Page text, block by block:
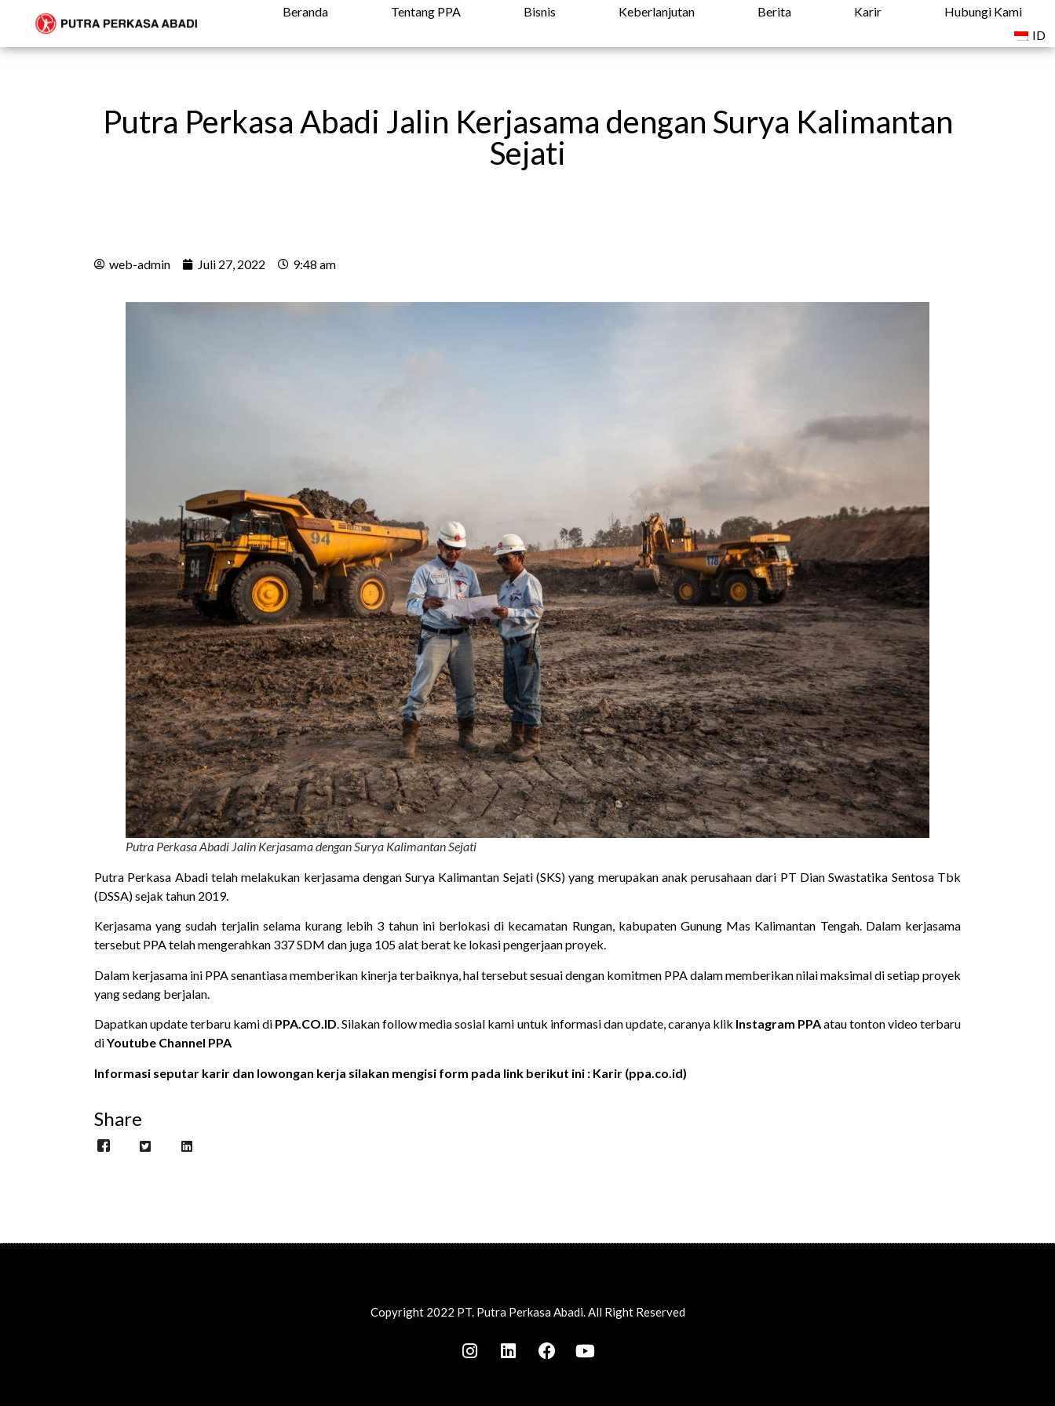
Beranda Tentang PPA Bisnis Keberlanjutan Berita Karir
Hubungi Kami
ID
Putra Perkasa Abadi Jalin Kerjasama dengan Surya Kalimantan
Sejati
web-admin Juli 27, 2022 9:48 am
Putra Perkasa Abadi Jalin Kerjasama dengan Surya Kalimantan Sejati
Putra Perkasa Abadi telah melakukan kerjasama dengan Surya Kalimantan Sejati (SKS) yang merupakan anak perusahaan dari PT Dian Swastatika Sentosa Tbk
(DSSA) sejak tahun 2019.
Kerjasama yang sudah terjalin selama kurang lebih 3 tahun ini berlokasi di kecamatan Rungan, kabupaten Gunung Mas Kalimantan Tengah. Dalam kerjasama
tersebut PPA telah mengerahkan 337 SDM dan juga 105 alat berat ke lokasi pengerjaan proyek.
Dalam kerjasama ini PPA senantiasa memberikan kinerja terbaiknya, hal tersebut sesuai dengan komitmen PPA dalam memberikan nilai maksimal di setiap proyek
yang sedang berjalan.
Dapatkan update terbaru kami di PPA.CO.ID. Silakan follow media sosial kami untuk informasi dan update, caranya klik Instagram PPAatau tonton video terbaru
diYoutube Channel PPA
Informasi seputar karir dan lowongan kerja silakan mengisi form pada link berikut ini : Karir (ppa.co.id)
Share
Copyright 2022 PT. Putra Perkasa Abadi. All Right Reserved